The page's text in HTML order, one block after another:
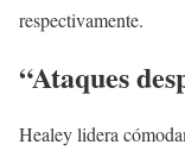
respectivamente.
“Ataques
Healey lidera